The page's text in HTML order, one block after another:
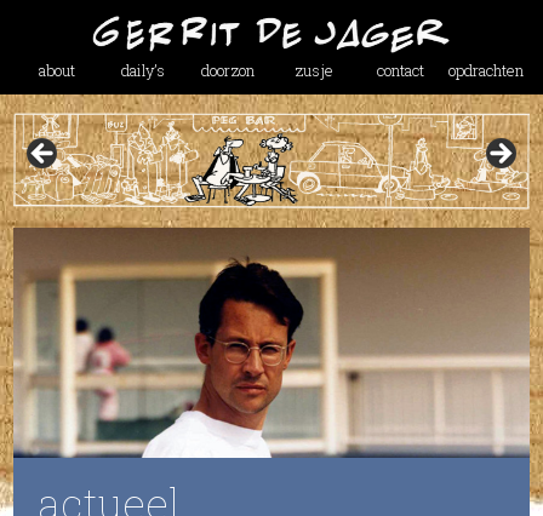
about daily’s doorzon zusje contact opdrachten
actueel